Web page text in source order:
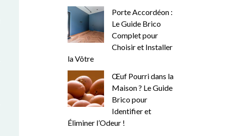
Porte Accordéon :
Le Guide Brico
Complet pour
Choisir et Installer
la Vôtre
Œuf Pourri dans la
Maison ? Le Guide
Brico pour
Identifier et
Éliminer l’Odeur !